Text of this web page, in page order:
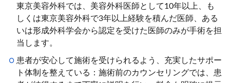
東京美容外科では、美容外科医師として10年以上、も
しくは東京美容外科で3年以上経験を積んだ医師、ある
いは形成外科学会から認定を受けた医師のみが手術を担
当します。
患者が安心して施術を受けられるよう、充実したサポー
ト体制を整えている：施術前のカウンセリングでは、患